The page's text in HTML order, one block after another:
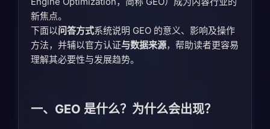
新焦点。
下面以问答方式系统说明 GEO 的意义、影响及操作
方法，并辅以官方认证与数据来源，帮助读者更容易
理解其必要性与发展趋势。
一、GEO 是什么？为什么会出现？